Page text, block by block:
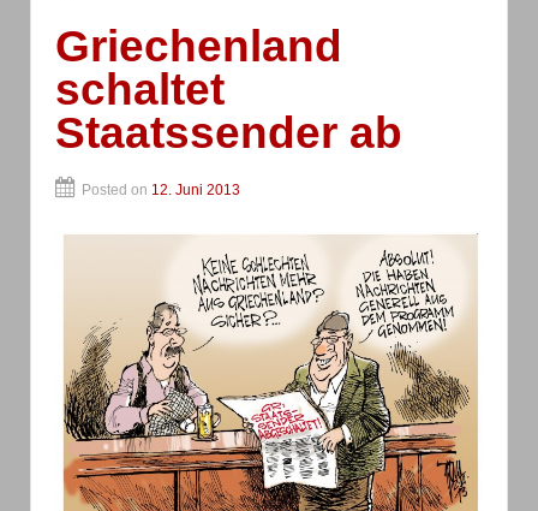
Griechenland
schaltet
Staatssender ab
Posted on 12. Juni 2013